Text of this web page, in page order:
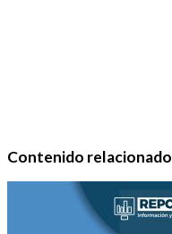
Contenido relacionado